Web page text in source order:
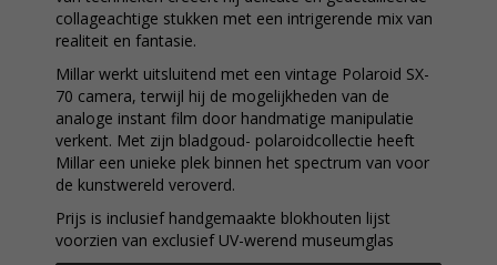
collageachtige stukken met een intrigerende mix van
realiteit en fantasie.
Millar werkt uitsluitend met een vintage Polaroid SX-
70 camera, terwijl hij de mogelijkheden van de
analoge instant film door handmatige manipulatie
verkent. Met zijn bladgoud- polaroidcollectie heeft
Millar een unieke plek binnen het spectrum van voor
de kunstwereld veroverd.
Prijs is inclusief handgemaakte blokhouten lijst
voorzien van exclusief UV-werend museumglas